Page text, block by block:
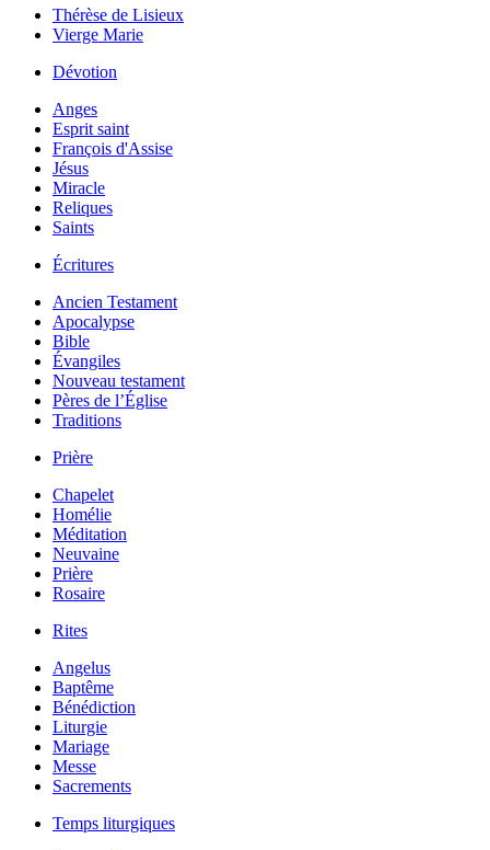
Thérèse de Lisieux
Vierge Marie
Dévotion
Anges
Esprit saint
François d'Assise
Jésus
Miracle
Reliques
Saints
Écritures
Ancien Testament
Apocalypse
Bible
Évangiles
Nouveau testament
Pères de l’Église
Traditions
Prière
Chapelet
Homélie
Méditation
Neuvaine
Prière
Rosaire
Rites
Angelus
Baptême
Bénédiction
Liturgie
Mariage
Messe
Sacrements
Temps liturgiques